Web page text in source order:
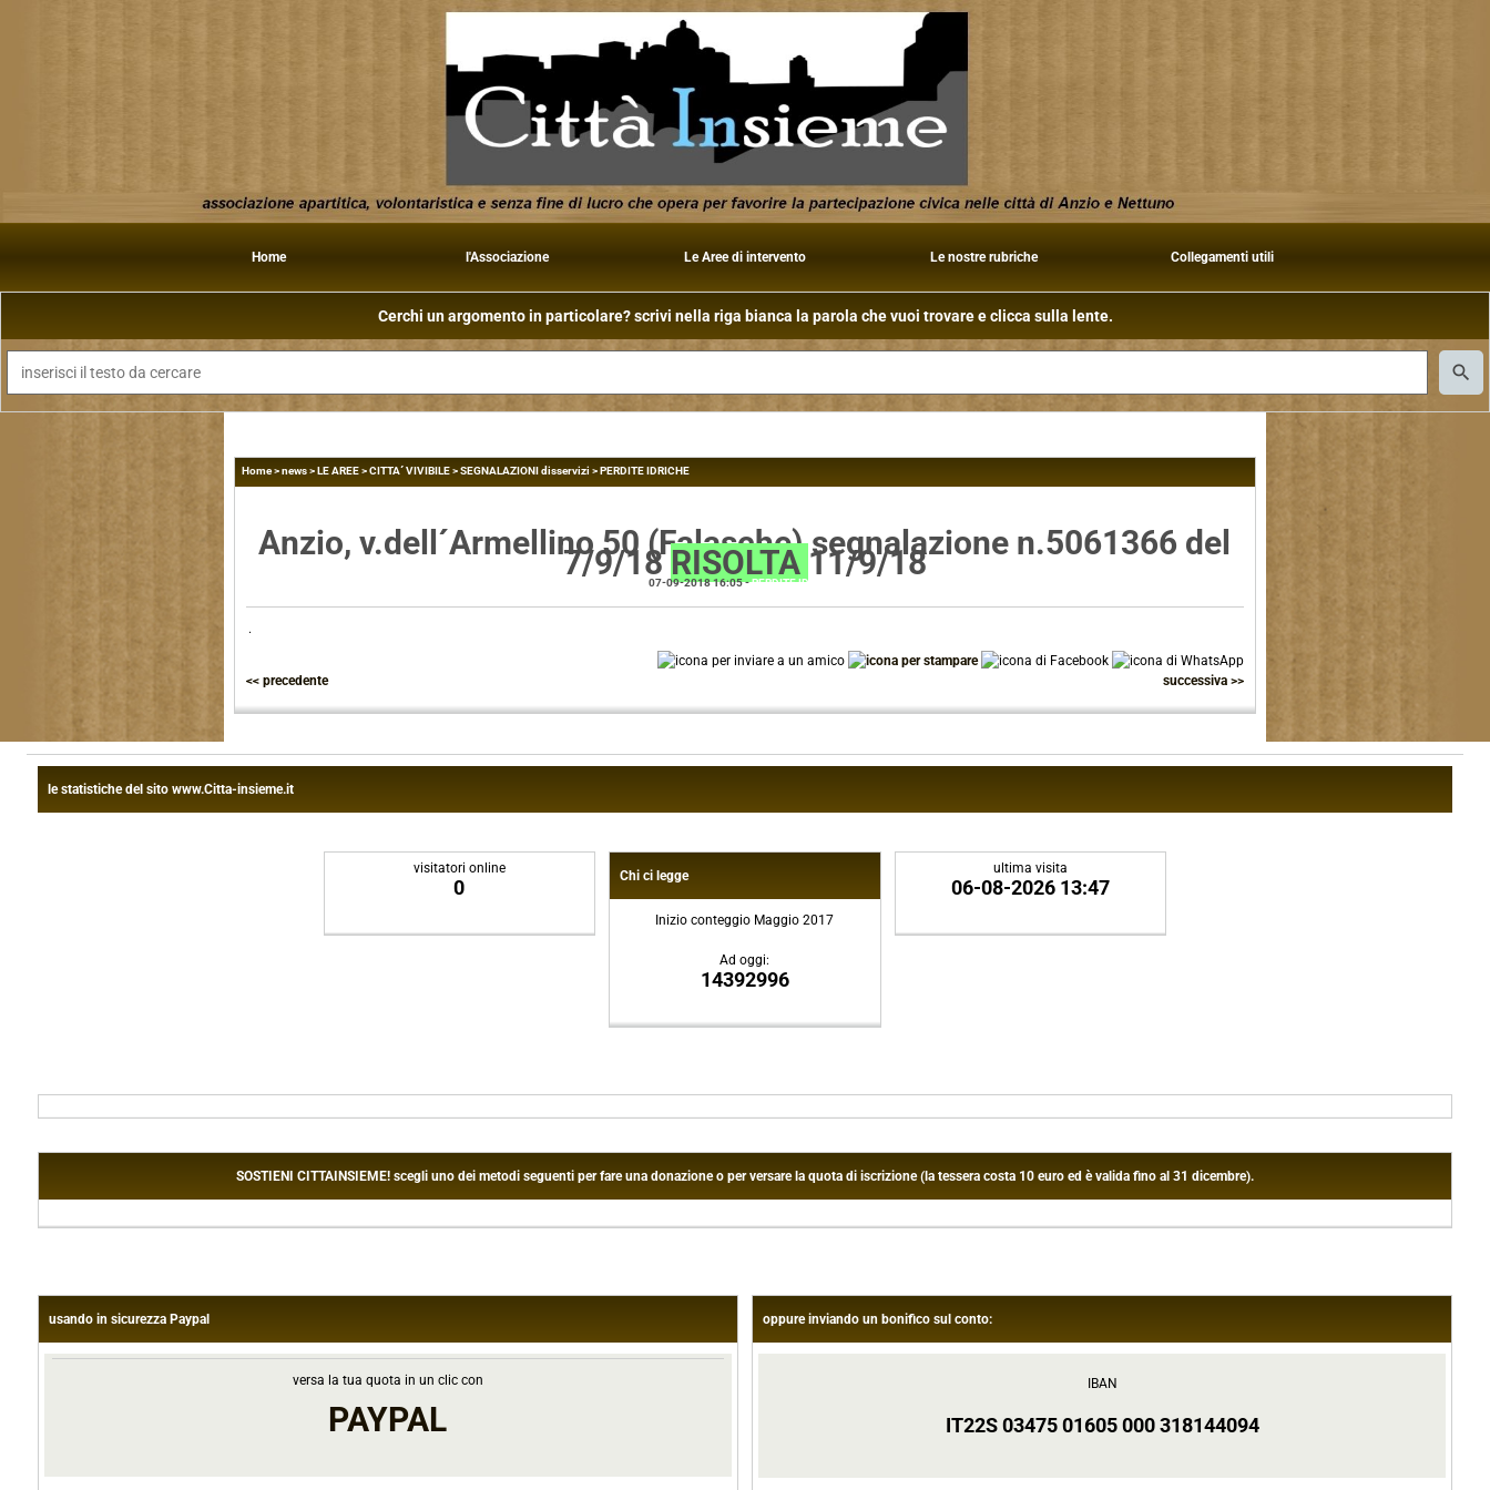
Home l'Associazione Le Aree di intervento Le nostre rubriche Collegamenti utili
Cerchi un argomento in particolare? scrivi nella riga bianca la parola che vuoi trovare e clicca sulla lente.
Home>news>LE AREE>CITTA´ VIVIBILE>SEGNALAZIONI disservizi >PERDITE IDRICHE
Anzio, v.dell´Armellino 50 (Falasche) segnalazione n.5061366 del
7/9/18RISOLTA 11/9/18
07-09-2018 16:05-PERDITE IDRICHE
.
<< precedente successiva >>
le statistiche del sito www.Citta-insieme.it
visitatori online
0 Chi ci legge
Inizio conteggio Maggio 2017
Ad oggi:
14392996
ultima visita
06-08-2026 13:47
SOSTIENI CITTAINSIEME! scegli uno dei metodi seguenti per fare una donazione o per versare la quota di iscrizione (la tessera costa 10 euro ed è valida fino al 31 dicembre).
usando in sicurezza Paypal
versa la tua quota in un clic con
PAYPAL
oppure inviando un bonifico sul conto:
IBAN
IT22S 03475 01605 000 318144094